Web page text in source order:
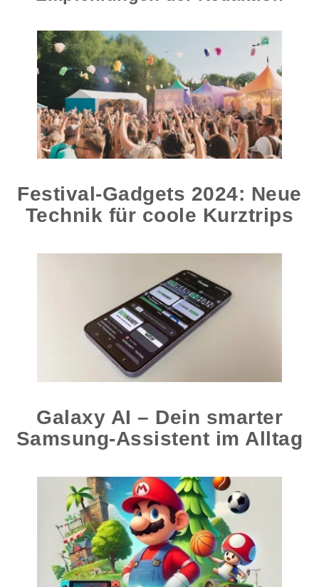
Festival-Gadgets 2024: Neue
Technik für coole Kurztrips
Galaxy AI – Dein smarter
Samsung-Assistent im Alltag